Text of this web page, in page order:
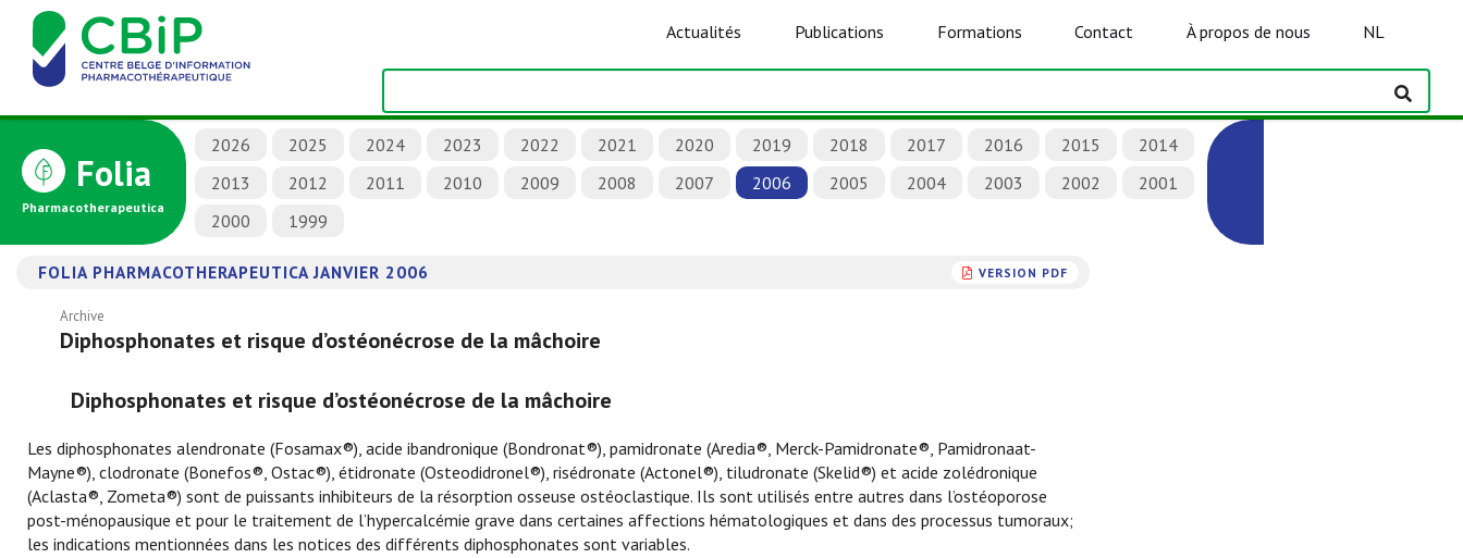
Actualités Publications Formations Contact À propos de nous NL
Folia
Pharmacotherapeutica
2026 2025 2024 2023 2022 2021 2020 2019 2018 2017 2016 2015
2014
2013
2012 2011 2010 2009 2008 2007 2006 2005 2004 2003 2002
2001
2000
1999
FOLIA PHARMACOTHERAPEUTICA JANVIER 2006 VERSION PDF
Archive
Diphosphonates et risque d’ostéonécrose de la mâchoire
Diphosphonates et risque d’ostéonécrose de la mâchoire
Les diphosphonates alendronate (Fosamax®), acide ibandronique (Bondronat®), pamidronate (Aredia®, Merck-Pamidronate®, Pamidronaat-
Mayne®), clodronate (Bonefos®, Ostac®), étidronate (Osteodidronel®), risédronate (Actonel®), tiludronate (Skelid®) et acide zolédronique
(Aclasta®, Zometa®) sont de puissants inhibiteurs de la résorption osseuse ostéoclastique. Ils sont utilisés entre autres dans l’ostéoporose
post-ménopausique et pour le traitement de l’hypercalcémie grave dans certaines affections hématologiques et dans des processus tumoraux;
les indications mentionnées dans les notices des différents diphosphonates sont variables.